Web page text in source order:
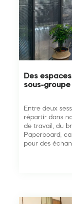
Des
sous-groupe
Entre deux
répartir dans
de travail, du
Paperboard,
pour des